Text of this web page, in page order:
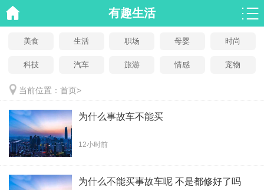
有趣生活
美食 生活 职场 母婴 时尚
科技 汽车 旅游 情感 宠物
当前位置： 首页>
为什么事故车不能买
12小时前
为什么不能买事故车呢 不是都修好了吗